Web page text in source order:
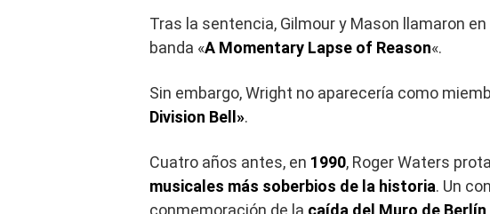
Tras la sentencia, Gilmour y Mason llamaron en
banda «A Momentary Lapse of Reason«.
Sin embargo, Wright no aparecería como
Division Bell».
Cuatro años antes, en 1990, Roger Waters
musicales más soberbios de la historia. Un
conmemoración de la caída del Muro de Berlín